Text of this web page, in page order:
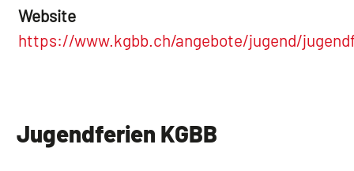
Website
https://www.kgbb.ch/angebote/jugend/
Jugendferien KGBB